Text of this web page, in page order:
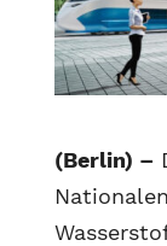
(Berlin) –